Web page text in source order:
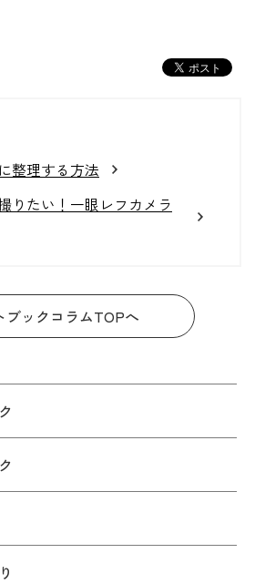
整理する方法
りたい！一眼レフカメラ
ブックコラムTOPへ